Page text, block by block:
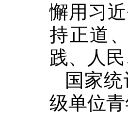
懈用习
持正道
践、人
国家
级单位